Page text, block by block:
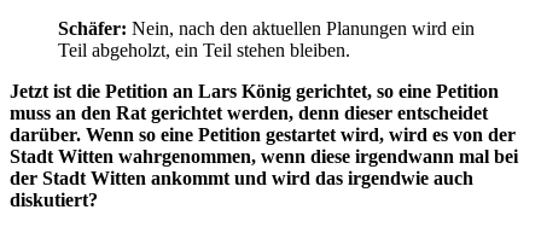
Schäfer: Nein, nach den aktuellen Planungen wird ein
Teil abgeholzt, ein Teil stehen bleiben.
Jetzt ist die Petition an Lars König gerichtet, so eine Petition
muss an den Rat gerichtet werden, denn dieser entscheidet
darüber. Wenn so eine Petition gestartet wird, wird es von der
Stadt Witten wahrgenommen, wenn diese irgendwann mal bei
der Stadt Witten ankommt und wird das irgendwie auch
diskutiert?